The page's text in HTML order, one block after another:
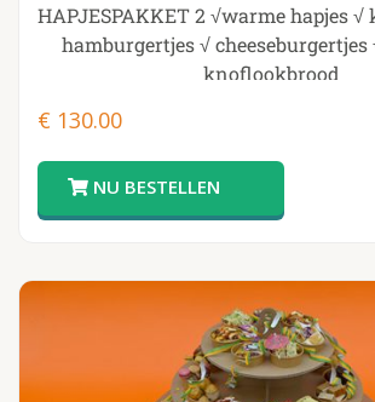
HAPJESPAKKET 2 √warme hapjes √
hamburgertjes √ cheeseburgertjes
knoflookbrood
€ 130.00